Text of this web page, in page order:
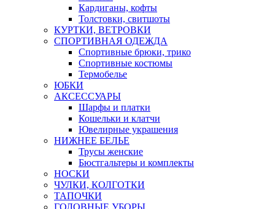
Кардиганы, кофты
Толстовки, свитшоты
КУРТКИ, ВЕТРОВКИ
СПОРТИВНАЯ ОДЕЖДА
Спортивные брюки, трико
Спортивные костюмы
Термобелье
ЮБКИ
AКСЕССУАРЫ
Шарфы и платки
Кошельки и клатчи
Ювелирные украшения
НИЖНЕЕ БЕЛЬЕ
Трусы женские
Бюстгальтеры и комплекты
НОСКИ
ЧУЛКИ, КОЛГОТКИ
ТАПОЧКИ
ГОЛОВНЫЕ УБОРЫ